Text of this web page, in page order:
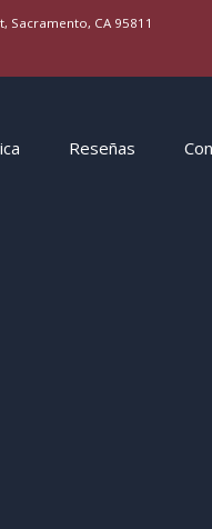
Sacramento, CA 95811
Reseñas